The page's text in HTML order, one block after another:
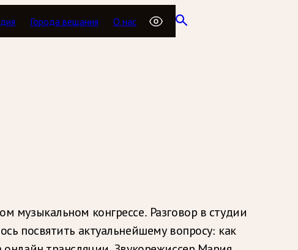
Города вещания О нас
музыкальном конгрессе. Разговор в студии
посвятить актуальнейшему вопросу: как